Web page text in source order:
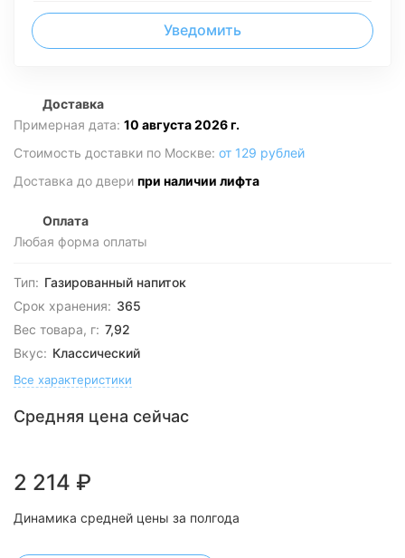
Уведомить
Доставка
Примерная дата: 10 августа 2026 г.
Стоимость доставки по Москве: от 129 рублей
Доставка до двери при наличии лифта
Оплата
Любая форма оплаты
Тип: Газированный напиток
Срок хранения: 365
Вес товара, г: 7,92
Вкус: Классический
Все характеристики
Средняя цена сейчас
2 214 ₽
Динамика средней цены за полгода